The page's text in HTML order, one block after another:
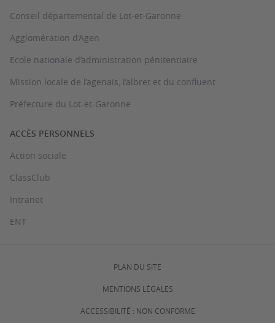
Conseil départemental de Lot-et-Garonne
Agglomération d’Agen
Ecole nationale d’administration pénitentiaire
Mission locale de l’agenais, l’albret et du confluent
Préfecture du Lot-et-Garonne
ACCÈS PERSONNELS
Action sociale
ClassClub
Intranet
ENT
PLAN DU SITE
MENTIONS LÉGALES
ACCESSIBILITÉ : NON CONFORME